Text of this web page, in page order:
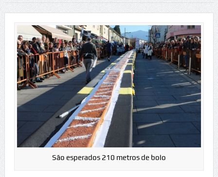
São esperados 210 metros de bolo